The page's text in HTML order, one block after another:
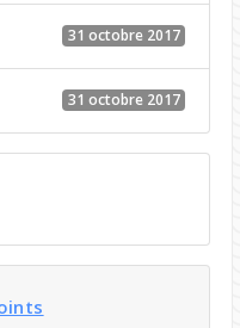
31 octobre 2017
31 octobre 2017